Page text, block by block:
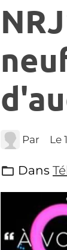
Par Le
Dans